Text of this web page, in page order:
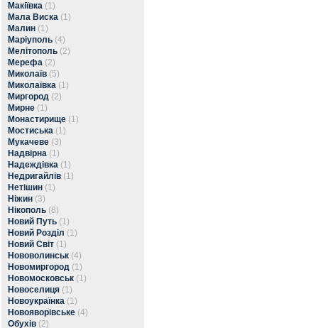
Макіївка (1)
Мала Виска (1)
Малин (1)
Маріуполь (4)
Мелітополь (2)
Мерефа (2)
Миколаїв (5)
Миколаївка (1)
Миргород (2)
Мирне (1)
Монастирище (1)
Мостиська (1)
Мукачеве (3)
Надвірна (1)
Надеждівка (1)
Недригайлів (1)
Нетішин (1)
Ніжин (3)
Нікополь (8)
Новий Путь (1)
Новий Розділ (1)
Новий Світ (1)
Нововолинськ (4)
Новомиргород (1)
Новомосковськ (1)
Новоселиця (1)
Новоукраїнка (1)
Новояворівське (4)
Обухів (2)